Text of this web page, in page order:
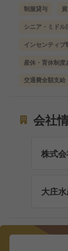
制服貸与
シニア・ミドル
インセンティブ
産休・育休制度
交通費全額支給
会社
株式
大庄